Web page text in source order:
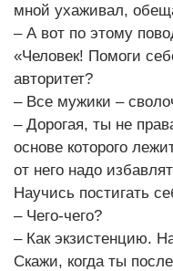
мной ухаживал,
– А вот по этому
«Человек! Помоги
авторитет?
– Все мужики –
– Дорогая, ты не
основе которого
от него надо
Научись постигать
– Чего-чего?
– Как экзистенцию.
Скажи, когда ты